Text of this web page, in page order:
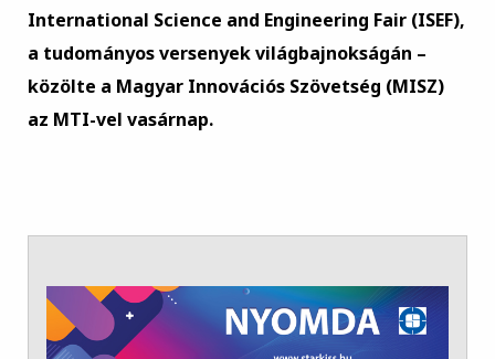
International Science and Engineering Fair (ISEF),
a tudományos versenyek világbajnokságán –
közölte a Magyar Innovációs Szövetség (MISZ)
az MTI-vel vasárnap.